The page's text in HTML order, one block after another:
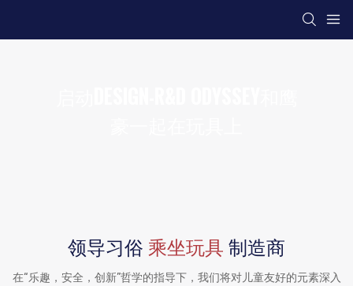
领导习俗 乘坐玩具制造商
在“乐趣，安全，创新”哲学的指导下，我们将对儿童友好的元素深入